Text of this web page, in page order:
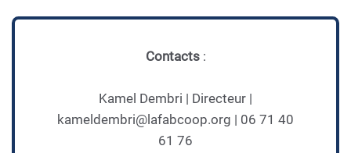
Contacts:
Kamel Dembri | Directeur |
kameldembri@lafabcoop.org | 06 71 40
61 76